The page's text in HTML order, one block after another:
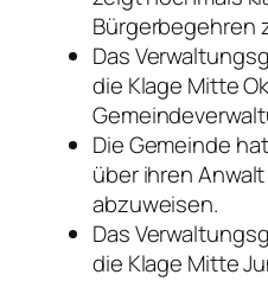
Bürgerbegehren
Das
die Klage Mitte
Die Gemeinde
über ihren
abzuweisen.
Das
die Klage Mitte